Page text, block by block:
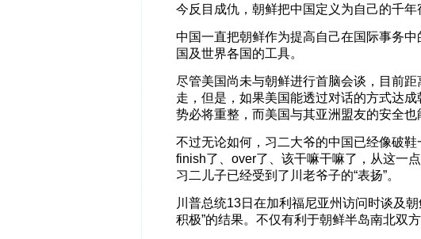
今反目成仇，朝鲜把中国定义为自己的千年
中国一直把朝鲜作为提高自己在国际事务
国及世界各国的工具。
尽管美国尚未与朝鲜进行首脑会谈，目前
走，但是，如果美国能透过对话的方式达
势必将重整，而美国与其亚洲盟友的安全也
不过无论如何，习二大爷的中国已经像破鞋
finish了、over了、该干嘛干嘛了，从这一
习二儿子已经受到了川老爷子的“表扬”。
川普总统13日在加利福尼亚州访问时谈及
积极”的结果。不仅有利于朝鲜半岛南北双